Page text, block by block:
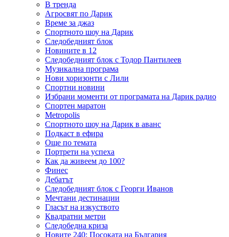
В тренда
Агросвят по Дарик
Време за джаз
Спортното шоу на Дарик
Следобедният блок
Новините в 12
Следобедният блок с Тодор Пантилеев
Музикална програма
Нови хоризонти с Лили
Спортни новини
Избрани моменти от програмата на Дарик радио
Спортен маратон
Metropolis
Спортното шоу на Дарик в аванс
Подкаст в ефира
Още по темата
Портрети на успеха
Как да живеем до 100?
Финес
Дебатът
Следобедният блок с Георги Иванов
Мечтани дестинации
Гласът на изкуството
Квадратни метри
Следобедна криза
Новите 240: Посоката на България